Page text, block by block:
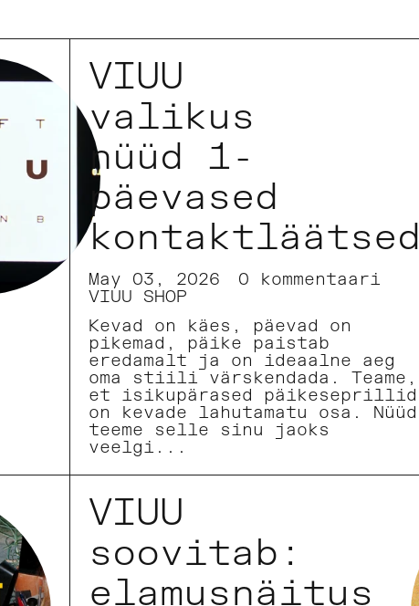
VIUU
valikus
nüüd 1-
päevased
kontaktläätsed
May 03, 2026
0 kommentaari
VIUU SHOP
Kevad on käes, päevad on
pikemad, päike paistab
eredamalt ja on ideaalne aeg
oma stiili värskendada. Teame,
et isikupärased päikeseprillid
on kevade lahutamatu osa. Nüüd
teeme selle sinu jaoks
veelgi...
VIUU
soovitab:
elamusnäitus